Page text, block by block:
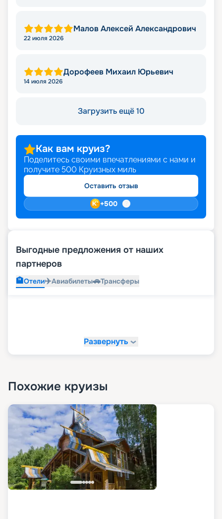
Малов Алексей Александрович
22 июля 2026
Дорофеев Михаил Юрьевич
14 июля 2026
Загрузить ещё 10
Как вам круиз?
Поделитесь своими впечатлениями с нами и
получите 500 Круизных миль
Оставить отзыв
+500
Выгодные предложения от наших
партнеров
🏨Отели✈️Авиабилеты🚗Трансферы
Развернуть
Похожие круизы